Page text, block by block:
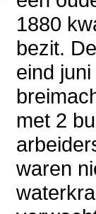
1880
bezit.
eind
met 2
waren